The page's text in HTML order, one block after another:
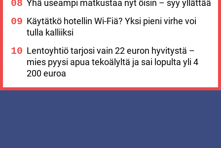
Yhä useampi matkustaa nyt öisin – syy yllättää
Käytätkö hotellin Wi-Fiä? Yksi pieni virhe voi
tulla kalliiksi
Lentoyhtiö tarjosi vain 22 euron hyvitystä –
mies pyysi apua tekoälyltä ja sai lopulta yli 4
200 euroa